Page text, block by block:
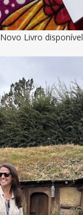
Novo Livro disponível